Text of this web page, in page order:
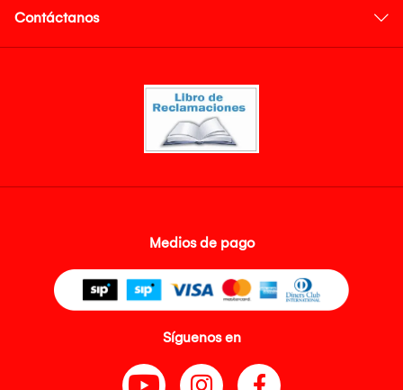
Contáctanos
Medios de pago
Síguenos en